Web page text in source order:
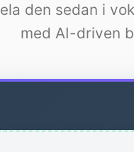
den sedan i
med AI-driven